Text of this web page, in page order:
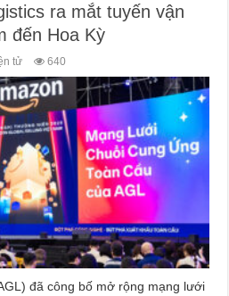
ra mắt tuyến vận
đến Hoa Kỳ
tử 640
đã công bố mở rộng mạng lưới